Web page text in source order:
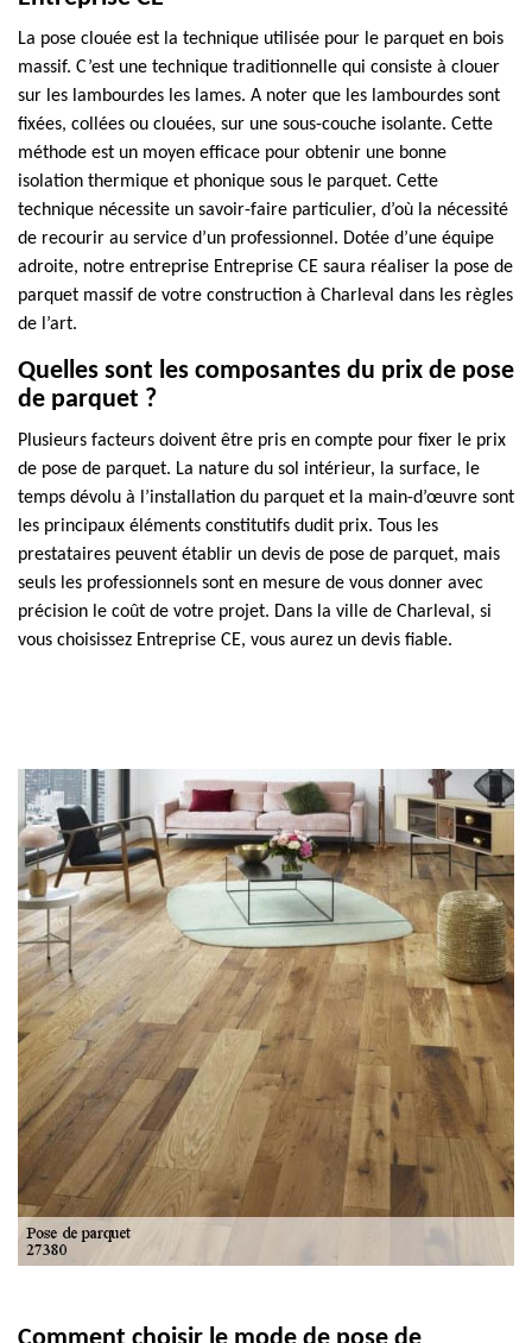
La pose clouée est la technique utilisée pour le parquet en bois
massif. C’est une technique traditionnelle qui consiste à clouer
sur les lambourdes les lames. A noter que les lambourdes sont
fixées, collées ou clouées, sur une sous-couche isolante. Cette
méthode est un moyen efficace pour obtenir une bonne
isolation thermique et phonique sous le parquet. Cette
technique nécessite un savoir-faire particulier, d’où la nécessité
de recourir au service d’un professionnel. Dotée d’une équipe
adroite, notre entreprise Entreprise CE saura réaliser la pose de
parquet massif de votre construction à Charleval dans les règles
de l’art.
Quelles sont les composantes du prix de pose
de parquet ?
Plusieurs facteurs doivent être pris en compte pour fixer le prix
de pose de parquet. La nature du sol intérieur, la surface, le
temps dévolu à l’installation du parquet et la main-d’œuvre sont
les principaux éléments constitutifs dudit prix. Tous les
prestataires peuvent établir un devis de pose de parquet, mais
seuls les professionnels sont en mesure de vous donner avec
précision le coût de votre projet. Dans la ville de Charleval, si
vous choisissez Entreprise CE, vous aurez un devis fiable.